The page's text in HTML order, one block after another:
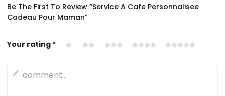
Be The First To Review “Service A Cafe Personnalisee
Cadeau Pour Maman”
Your rating *